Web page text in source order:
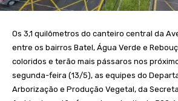
Os 3,1 quilômetros do canteiro central da
entre os bairros Batel, Água Verde e
coloridos e terão mais pássaros nos
segunda-feira (13/5), as equipes do
Arborização e Produção Vegetal, da